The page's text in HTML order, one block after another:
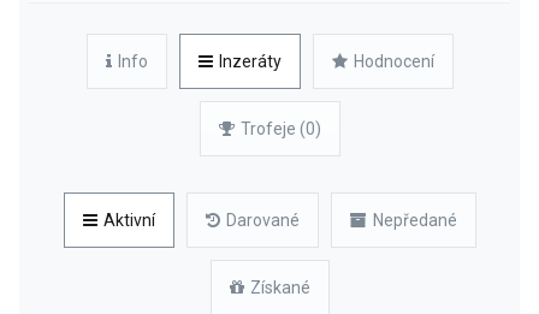
Info Inzeráty Hodnocení
Trofeje (0)
Aktivní Darované Nepředané
Získané